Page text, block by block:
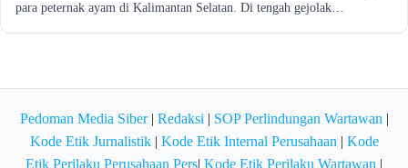
para peternak ayam di Kalimantan Selatan. Di tengah gejolak…
Pedoman Media Siber| Redaksi| SOP Perlindungan Wartawan|
Kode Etik Jurnalistik| Kode Etik Internal Perusahaan| Kode
Etik Perilaku Perusahaan Pers| Kode Etik Perilaku Wartawan |